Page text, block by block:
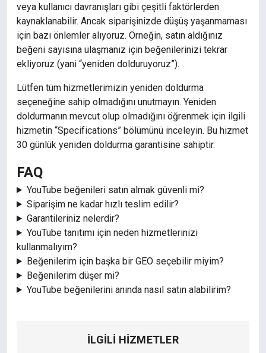
veya kullanıcı davranışları gibi çeşitli faktörlerden
kaynaklanabilir. Ancak siparişinizde düşüş yaşanmaması
için bazı önlemler alıyoruz. Örneğin, satın aldığınız
beğeni sayısına ulaşmanız için beğenilerinizi tekrar
ekliyoruz (yani “yeniden dolduruyoruz”).
Lütfen tüm hizmetlerimizin yeniden doldurma
seçeneğine sahip olmadığını unutmayın. Yeniden
doldurmanın mevcut olup olmadığını öğrenmek için ilgili
hizmetin “Specifications” bölümünü inceleyin. Bu hizmet
30 günlük yeniden doldurma garantisine sahiptir.
FAQ
YouTube beğenileri satın almak güvenli mi?
Siparişim ne kadar hızlı teslim edilir?
Garantileriniz nelerdir?
YouTube tanıtımı için neden hizmetlerinizi
kullanmalıyım?
Beğenilerim için başka bir GEO seçebilir miyim?
Beğenilerim düşer mi?
YouTube beğenilerini anında nasıl satın alabilirim?
İLGILI HIZMETLER